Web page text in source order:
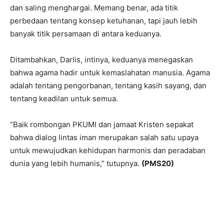
dan saling menghargai. Memang benar, ada titik
perbedaan tentang konsep ketuhanan, tapi jauh lebih
banyak titik persamaan di antara keduanya.
Ditambahkan, Darlis, intinya, keduanya menegaskan
bahwa agama hadir untuk kemaslahatan manusia. Agama
adalah tentang pengorbanan, tentang kasih sayang, dan
tentang keadilan untuk semua.
“Baik rombongan PKUMI dan jamaat Kristen sepakat
bahwa dialog lintas iman merupakan salah satu upaya
untuk mewujudkan kehidupan harmonis dan peradaban
dunia yang lebih humanis,” tutupnya. (PMS20)